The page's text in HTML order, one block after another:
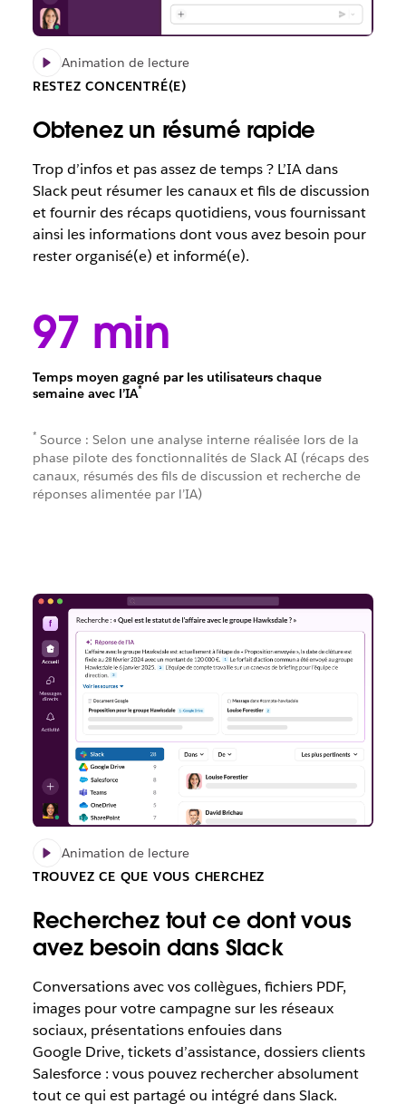
Animation de lecture
RESTEZ CONCENTRÉ(E)
Obtenez un résumé rapide
Trop d’infos et pas assez de temps ? L’IA dans
Slack peut résumer les canaux et fils de discussion
et fournir des récaps quotidiens, vous fournissant
ainsi les informations dont vous avez besoin pour
rester organisé(e) et informé(e).
97 min
Temps moyen gagné par les utilisateurs chaque
semaine avec l’IA*
* Source : Selon une analyse interne réalisée lors de la
phase pilote des fonctionnalités de Slack AI (récaps des
canaux, résumés des fils de discussion et recherche de
réponses alimentée par l’IA)
Animation de lecture
TROUVEZ CE QUE VOUS CHERCHEZ
Recherchez tout ce dont vous
avez besoin dans Slack
Conversations avec vos collègues, fichiers PDF,
images pour votre campagne sur les réseaux
sociaux, présentations enfouies dans
Google Drive, tickets d’assistance, dossiers clients
Salesforce : vous pouvez rechercher absolument
tout ce qui est partagé ou intégré dans Slack.